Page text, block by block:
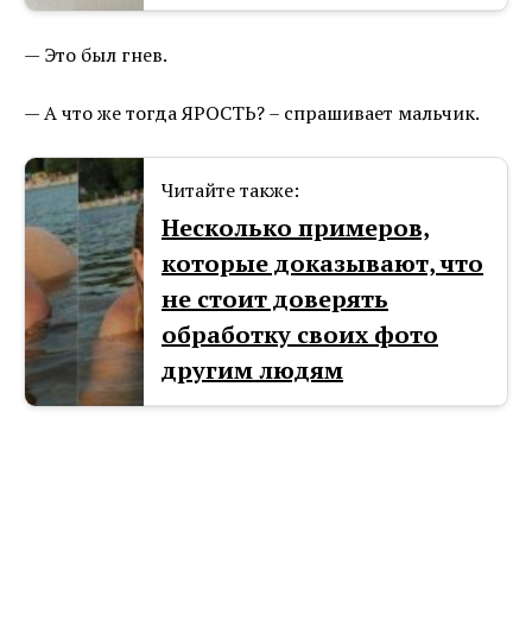
— Это был гнев.
— А что же тогда ЯРОСТЬ? – спрашивает мальчик.
Читайте также:
Несколько примеров,
которые доказывают, что
не стоит доверять
обработку своих фото
другим людям